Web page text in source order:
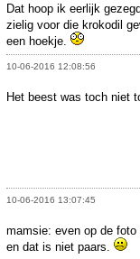
Dat hoop ik eerlijk
zielig voor die krokodil
een hoekje.
10-06-2016 12:08:56
Het beest was toch niet
10-06-2016 13:07:45
mamsie: even op de foto
en dat is niet paars.